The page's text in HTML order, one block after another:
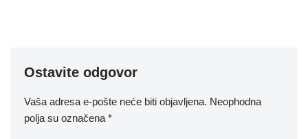
Ostavite odgovor
Vaša adresa e-pošte neće biti objavljena. Neophodna
polja su označena *